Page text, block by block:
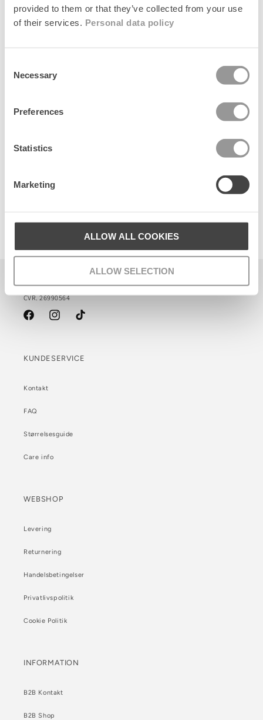
provided to them or that they’ve collected from your use
of their services. Personal data policy
Selection
Necessary
Preferences
Statistics
Marketing
ALLOW ALL COOKIES
ALLOW SELECTION
t
Dotted Flora Slim Beaded Hairbrace
CVR. 26990564
FacebookInstagramTikTok
KUNDESERVICE
Kontakt
FAQ
Størrelsesguide
Care info
WEBSHOP
Levering
Returnering
Handelsbetingelser
Privatlivspolitik
Cookie Politik
INFORMATION
B2B Kontakt
B2B Shop